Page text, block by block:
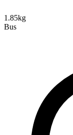
1.85kg
Bus